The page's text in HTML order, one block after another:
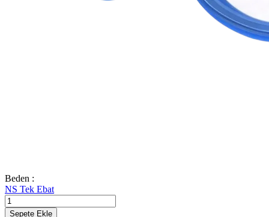
Beden :
NS Tek Ebat
Sepete Ekle